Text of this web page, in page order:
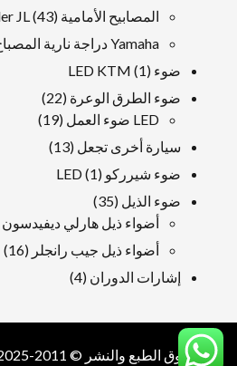
منتجات المصابيح الأمامية Jeep Wrangler JL 43
43
منتجات
Yamaha دراجة نارية المصباح
ضوء LED KTM 1
1
منتج
ضوء الطرق الوعرة 22
22
منتجات
LED ضوء العمل 19
19
سيارة أخرى تجعل 13
13
ضوء شيرركو LED 1
1
منتج
ضوء الذيل 35
35
منتجات
أضواء ذيل هارلي ديفيدسون
أضواء ذيل جيب رانجلر 16
16
إشارات الدوران 4
4
حقوق الطبع والنشر © 2011-2025